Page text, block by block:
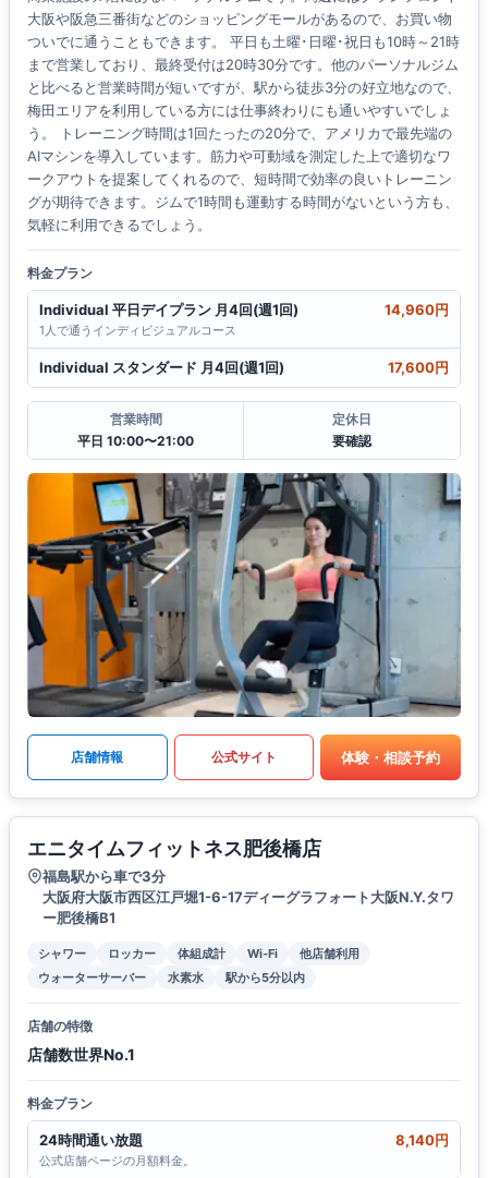
大阪や阪急三番街などのショッピングモールがあるので、お買い物
ついでに通うこともできます。 平日も土曜･日曜･祝日も10時～21時
まで営業しており、最終受付は20時30分です。他のパーソナルジム
と比べると営業時間が短いですが、駅から徒歩3分の好立地なので、
梅田エリアを利用している方には仕事終わりにも通いやすいでしょ
う。 トレーニング時間は1回たったの20分で、アメリカで最先端の
AIマシンを導入しています。筋力や可動域を測定した上で適切なワ
ークアウトを提案してくれるので、短時間で効率の良いトレーニン
グが期待できます。ジムで1時間も運動する時間がないという方も、
気軽に利用できるでしょう。
料金プラン
Individual 平日デイプラン 月4回(週1回) 14,960円
1人で通うインディビジュアルコース
Individual スタンダード 月4回(週1回) 17,600円
営業時間
平日 10:00〜21:00
定休日
要確認
店舗情報 公式サイト 体験・相談予約
エニタイムフィットネス肥後橋店
福島駅から車で3分
大阪府大阪市西区江戸堀1-6-17ディーグラフォート大阪N.Y.タワ
ー肥後橋B1
シャワー ロッカー 体組成計 Wi-Fi
他店舗利用
ウォーターサーバー
水素水 駅から5分以内
店舗の特徴
店舗数世界No.1
料金プラン
24時間通い放題 8,140円
公式店舗ページの月額料金。